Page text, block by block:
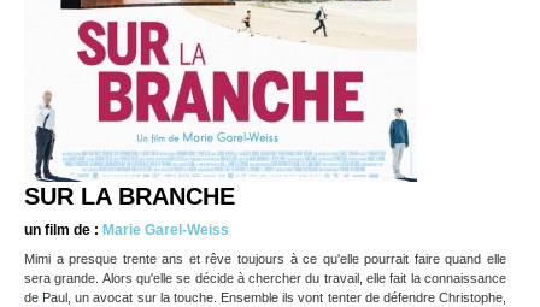
SUR LA BRANCHE
un film de : Marie Garel-Weiss
Mimi a presque trente ans et rêve toujours à ce qu'elle pourrait faire quand elle
sera grande. Alors qu'elle se décide à chercher du travail, elle fait la connaissance
de Paul, un avocat sur la touche. Ensemble ils vont tenter de défendre Christophe,